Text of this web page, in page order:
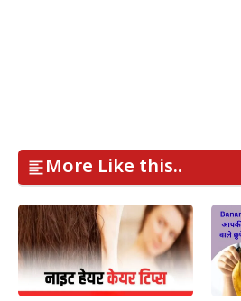
More Like this..